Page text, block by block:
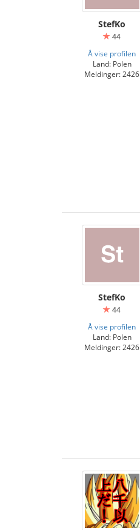
StefKo
44
Å vise profilen
Land: Polen
Meldinger: 2426
StefKo
44
Å vise profilen
Land: Polen
Meldinger: 2426